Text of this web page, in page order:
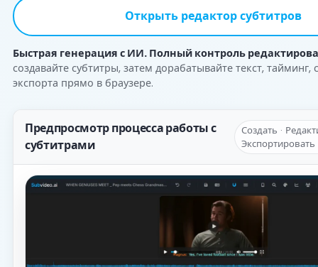
Открыть редактор субтитров
Быстрая генерация с ИИ. Полный контроль
создавайте субтитры, затем дорабатывайте текст,
экспорта прямо в браузере.
Предпросмотр процесса работы с
субтитрами
Создать ·
Экспортировать